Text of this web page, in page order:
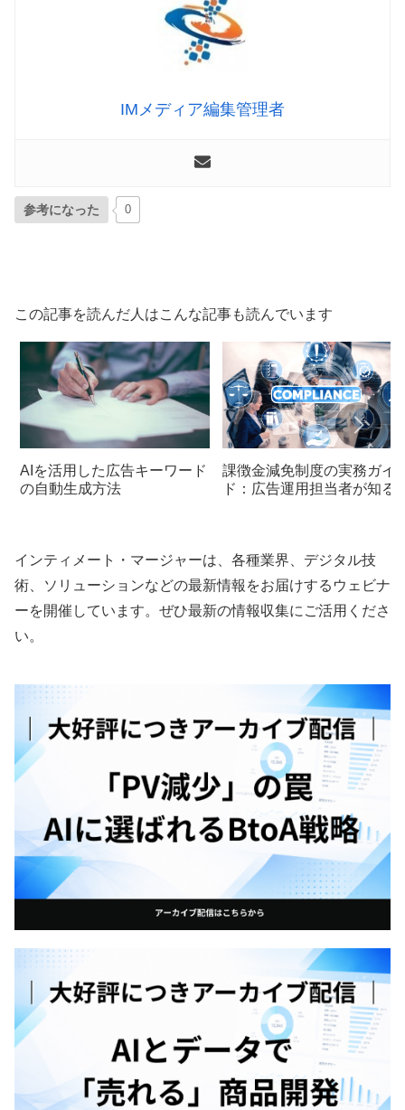
IMメディア編集管理者
参考になった 0
この記事を読んだ人はこんな記事も読んでいます
AIを活用した広告キーワード
の自動生成方法
課徴金減免制度の実務ガイ
ド：広告運用担当者が知る
インティメート・マージャーは、各種業界、デジタル技
術、ソリューションなどの最新情報をお届けするウェビナ
ーを開催しています。ぜひ最新の情報収集にご活用くださ
い。